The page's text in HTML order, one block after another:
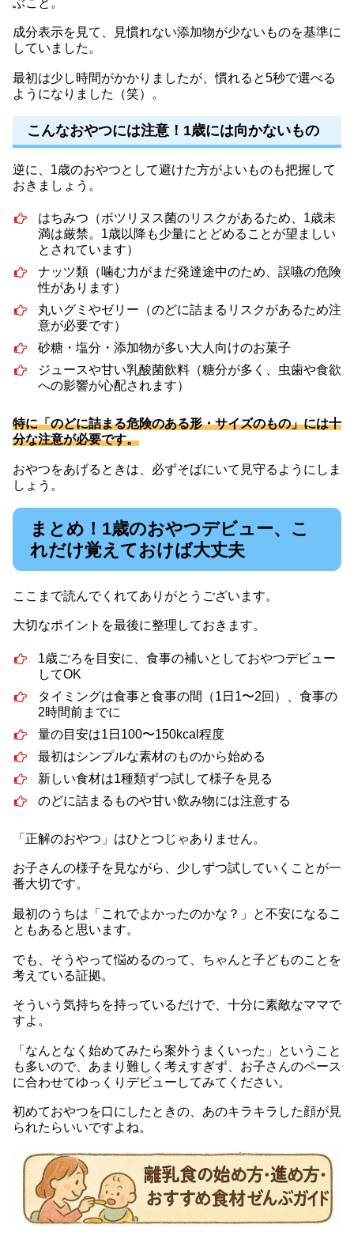
成分表示を見て、見慣れない添加物が少ないものを基準に
していました。
最初は少し時間がかかりましたが、慣れると5秒で選べる
ようになりました（笑）。
こんなおやつには注意！1歳には向かないもの
逆に、1歳のおやつとして避けた方がよいものも把握して
おきましょう。
はちみつ（ボツリヌス菌のリスクがあるため、1歳未
満は厳禁。1歳以降も少量にとどめることが望ましい
とされています）
ナッツ類（噛む力がまだ発達途中のため、誤嚥の危険
性があります）
丸いグミやゼリー（のどに詰まるリスクがあるため注
意が必要です）
砂糖・塩分・添加物が多い大人向けのお菓子
ジュースや甘い乳酸菌飲料（糖分が多く、虫歯や食欲
への影響が心配されます）
特に「のどに詰まる危険のある形・サイズのもの」には十
分な注意が必要です。
おやつをあげるときは、必ずそばにいて見守るようにしま
しょう。
まとめ！1歳のおやつデビュー、こ
れだけ覚えておけば大丈夫
ここまで読んでくれてありがとうございます。
大切なポイントを最後に整理しておきます。
1歳ごろを目安に、食事の補いとしておやつデビュー
してOK
タイミングは食事と食事の間（1日1〜2回）、食事の
2時間前までに
量の目安は1日100〜150kcal程度
最初はシンプルな素材のものから始める
新しい食材は1種類ずつ試して様子を見る
のどに詰まるものや甘い飲み物には注意する
「正解のおやつ」はひとつじゃありません。
お子さんの様子を見ながら、少しずつ試していくことが一
番大切です。
最初のうちは「これでよかったのかな？」と不安になるこ
ともあると思います。
でも、そうやって悩めるのって、ちゃんと子どものことを
考えている証拠。
そういう気持ちを持っているだけで、十分に素敵なママで
すよ。
「なんとなく始めてみたら案外うまくいった」ということ
も多いので、あまり難しく考えすぎず、お子さんのペース
に合わせてゆっくりデビューしてみてください。
初めておやつを口にしたときの、あのキラキラした顔が見
られたらいいですよね。